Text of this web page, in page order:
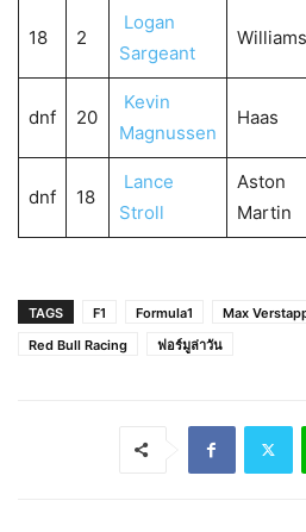
18 2
Logan
Sargeant
Williams
dnf 20
Kevin
Magnussen
Haas
dnf 18
Lance
Stroll
Aston
Martin
TAGS F1 Formula1 Max
Red Bull Racing
ฟอร์มูล่าวัน